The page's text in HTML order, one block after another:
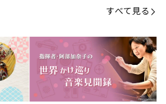
すべて見る